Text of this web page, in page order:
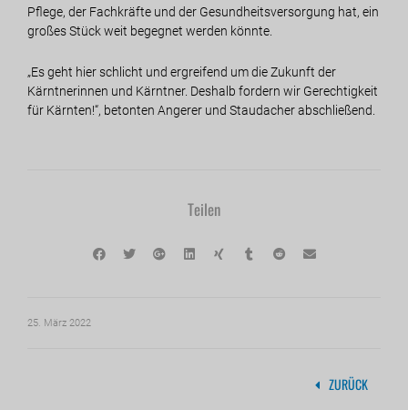
Pflege, der Fachkräfte und der Gesundheitsversorgung hat, ein
großes Stück weit begegnet werden könnte.
„Es geht hier schlicht und ergreifend um die Zukunft der
Kärntnerinnen und Kärntner. Deshalb fordern wir Gerechtigkeit
für Kärnten!“, betonten Angerer und Staudacher abschließend.
Teilen
25. März 2022
ZURÜCK